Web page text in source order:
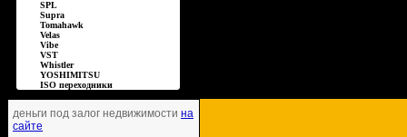
SPL
Supra
Tomahawk
Velas
Vibe
VST
Whistler
YOSHIMITSU
ISO переходники
деньги под залог недвижимости на
сайте